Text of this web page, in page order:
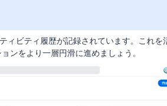
ビティ履歴が記録されています。これを
ンをより一層円滑に進めましょう。